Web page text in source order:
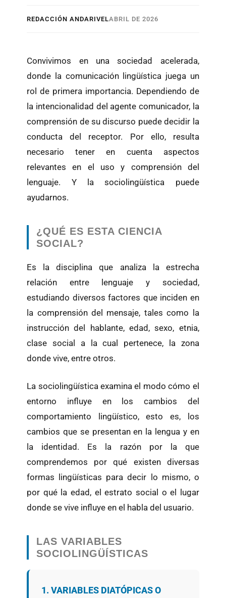
REDACCIÓN ANDARIVELABRIL DE 2026
Convivimos en una sociedad acelerada,
donde la comunicación lingüística juega un
rol de primera importancia. Dependiendo de
la intencionalidad del agente comunicador, la
comprensión de su discurso puede decidir la
conducta del receptor. Por ello, resulta
necesario tener en cuenta aspectos
relevantes en el uso y comprensión del
lenguaje. Y la sociolingüística puede
ayudarnos.
¿QUÉ ES ESTA CIENCIA
SOCIAL?
Es la disciplina que analiza la estrecha
relación entre lenguaje y sociedad,
estudiando diversos factores que inciden en
la comprensión del mensaje, tales como la
instrucción del hablante, edad, sexo, etnia,
clase social a la cual pertenece, la zona
donde vive, entre otros.
La sociolingüística examina el modo cómo el
entorno influye en los cambios del
comportamiento lingüístico, esto es, los
cambios que se presentan en la lengua y en
la identidad. Es la razón por la que
comprendemos por qué existen diversas
formas lingüísticas para decir lo mismo, o
por qué la edad, el estrato social o el lugar
donde se vive influye en el habla del usuario.
LAS VARIABLES
SOCIOLINGÜÍSTICAS
1. VARIABLES DIATÓPICAS O